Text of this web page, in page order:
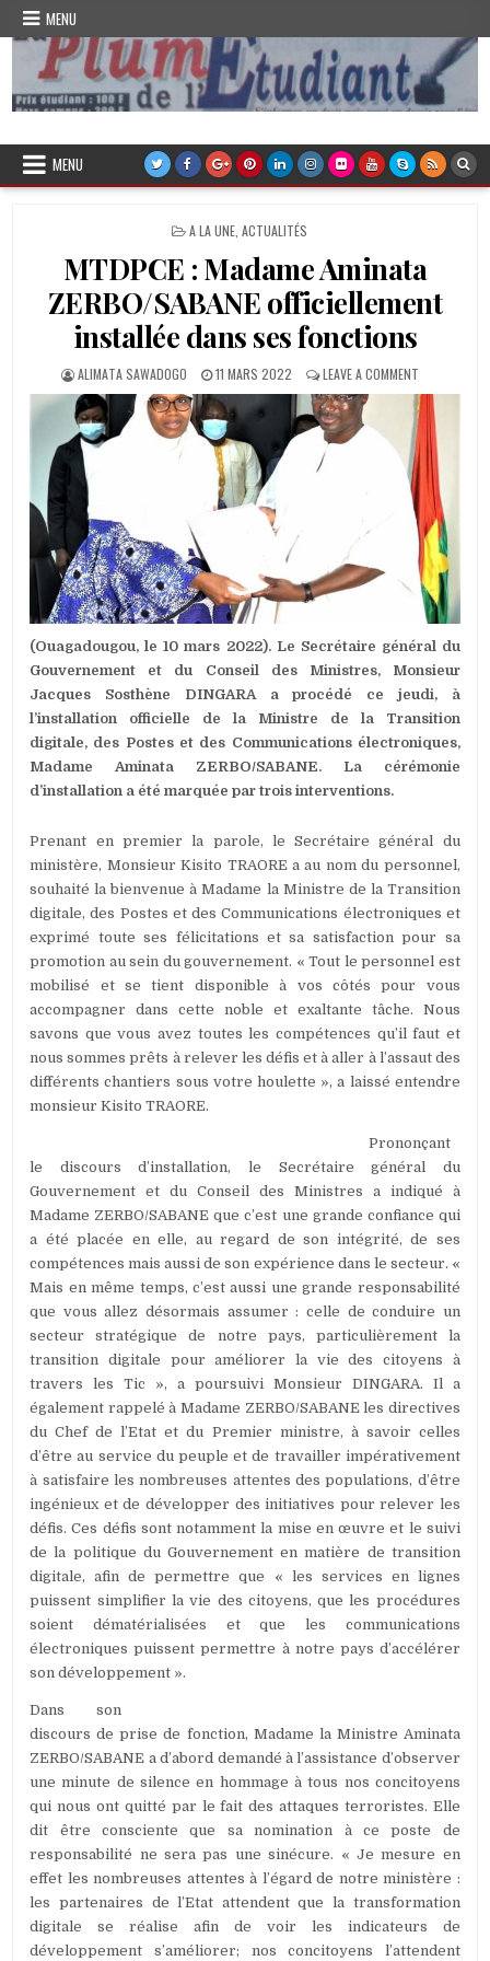
Skip
content
MENU
Plume de l'Etudiant
MENU
POSTED
A LA UNE ACTUALITÉS
MTDPCE : Madame Aminata
ZERBO/SABANE officiellement
installée dans ses fonctions
AUTHOR:
ALIMATA SAWADOGO
PUBLISHED
DATE:
11 MARS 2022 LEAVE A COMMENTON
MTDPCE
:
MADAME
AMINATA
ZERBO/
INSTALLÉE
DANS
SES
FONCTIONS
(Ouagadougou, le 10 mars 2022). Le Secrétaire général du
Gouvernement et du Conseil des Ministres, Monsieur
Jacques Sosthène DINGARA a procédé ce jeudi, à
l’installation officielle de la Ministre de la Transition
digitale, des Postes et des Communications électroniques,
Madame Aminata ZERBO/SABANE. La cérémonie
d’installation a été marquée par trois interventions.
Prenant en premier la parole, le Secrétaire général du
ministère, Monsieur Kisito TRAORE a au nom du personnel,
souhaité la bienvenue à Madame la Ministre de la Transition
digitale, des Postes et des Communications électroniques et
exprimé toute ses félicitations et sa satisfaction pour sa
promotion au sein du gouvernement. « Tout le personnel est
mobilisé et se tient disponible à vos côtés pour vous
accompagner dans cette noble et exaltante tâche. Nous
savons que vous avez toutes les compétences qu’il faut et
nous sommes prêts à relever les défis et à aller à l’assaut des
différents chantiers sous votre houlette », a laissé entendre
monsieur Kisito TRAORE.
Prononçant
le discours d’installation, le Secrétaire général du
Gouvernement et du Conseil des Ministres a indiqué à
Madame ZERBO/SABANE que c’est une grande confiance qui
a été placée en elle, au regard de son intégrité, de ses
compétences mais aussi de son expérience dans le secteur. «
Mais en même temps, c’est aussi une grande responsabilité
que vous allez désormais assumer : celle de conduire un
secteur stratégique de notre pays, particulièrement la
transition digitale pour améliorer la vie des citoyens à
travers les Tic », a poursuivi Monsieur DINGARA. Il a
également rappelé à Madame ZERBO/SABANE les directives
du Chef de l’Etat et du Premier ministre, à savoir celles
d’être au service du peuple et de travailler impérativement
à satisfaire les nombreuses attentes des populations, d’être
ingénieux et de développer des initiatives pour relever les
défis. Ces défis sont notamment la mise en œuvre et le suivi
de la politique du Gouvernement en matière de transition
digitale, afin de permettre que « les services en lignes
puissent simplifier la vie des citoyens, que les procédures
soient dématérialisées et que les communications
électroniques puissent permettre à notre pays d’accélérer
son développement ».
Dans son
discours de prise de fonction, Madame la Ministre Aminata
ZERBO/SABANE a d’abord demandé à l’assistance d’observer
une minute de silence en hommage à tous nos concitoyens
qui nous ont quitté par le fait des attaques terroristes. Elle
dit être consciente que sa nomination à ce poste de
responsabilité ne sera pas une sinécure. « Je mesure en
effet les nombreuses attentes à l’égard de notre ministère :
les partenaires de l’Etat attendent que la transformation
digitale se réalise afin de voir les indicateurs de
développement s’améliorer; nos concitoyens l’attendent